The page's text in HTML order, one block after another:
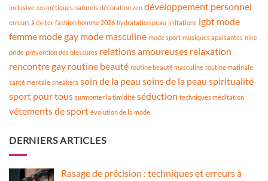
inclusive cosmétiques naturels décoration zen développement personnel
erreurs à éviter fashion homme 2026 hydratation peau irritations lgbt mode
femme mode gay mode masculine mode sport musiques apaisantes nike
pride prévention des blessures relations amoureuses relaxation
rencontre gay routine beauté routine beauté masculine routine matinale
santé mentale sneakers soin de la peau soins de la peau spiritualité
sport pour tous surmonter la timidité séduction techniques méditation
vêtements de sport évolution de la mode
DERNIERS ARTICLES
Rasage de précision : techniques et erreurs à